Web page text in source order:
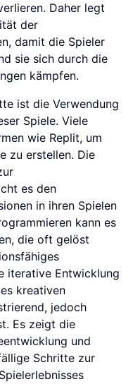
Daher legt
der
damit die Spieler
sie sich durch die
kämpfen.
ist die Verwendung
Spiele. Viele
wie Replit, um
zu erstellen. Die
es den
in ihren Spielen
kann es
die oft gelöst
iterative Entwicklung
kreativen
jedoch
Es zeigt die
und
Schritte zur